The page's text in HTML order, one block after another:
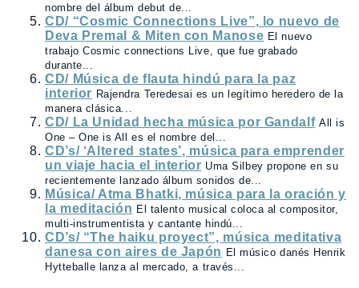
nombre del álbum debut de...
CD/ “Cosmic Connections Live”, lo nuevo de
Deva Premal & Miten con Manose El nuevo
trabajo Cosmic connections Live, que fue grabado
durante...
CD/ Música de flauta hindú para la paz
interior Rajendra Teredesai es un legítimo heredero de la
manera clásica...
CD/ La Unidad hecha música por Gandalf All is
One – One is All es el nombre del...
CD’s/ ‘Altered states’, música para emprender
un viaje hacia el interior Uma Silbey propone en su
recientemente lanzado álbum sonidos de...
Música/ Atma Bhatki, música para la oración y
la meditación El talento musical coloca al compositor,
multi-instrumentista y cantante hindú...
CD’s/ “The haiku proyect”, música meditativa
danesa con aires de Japón El músico danés Henrik
Hytteballe lanza al mercado, a través...